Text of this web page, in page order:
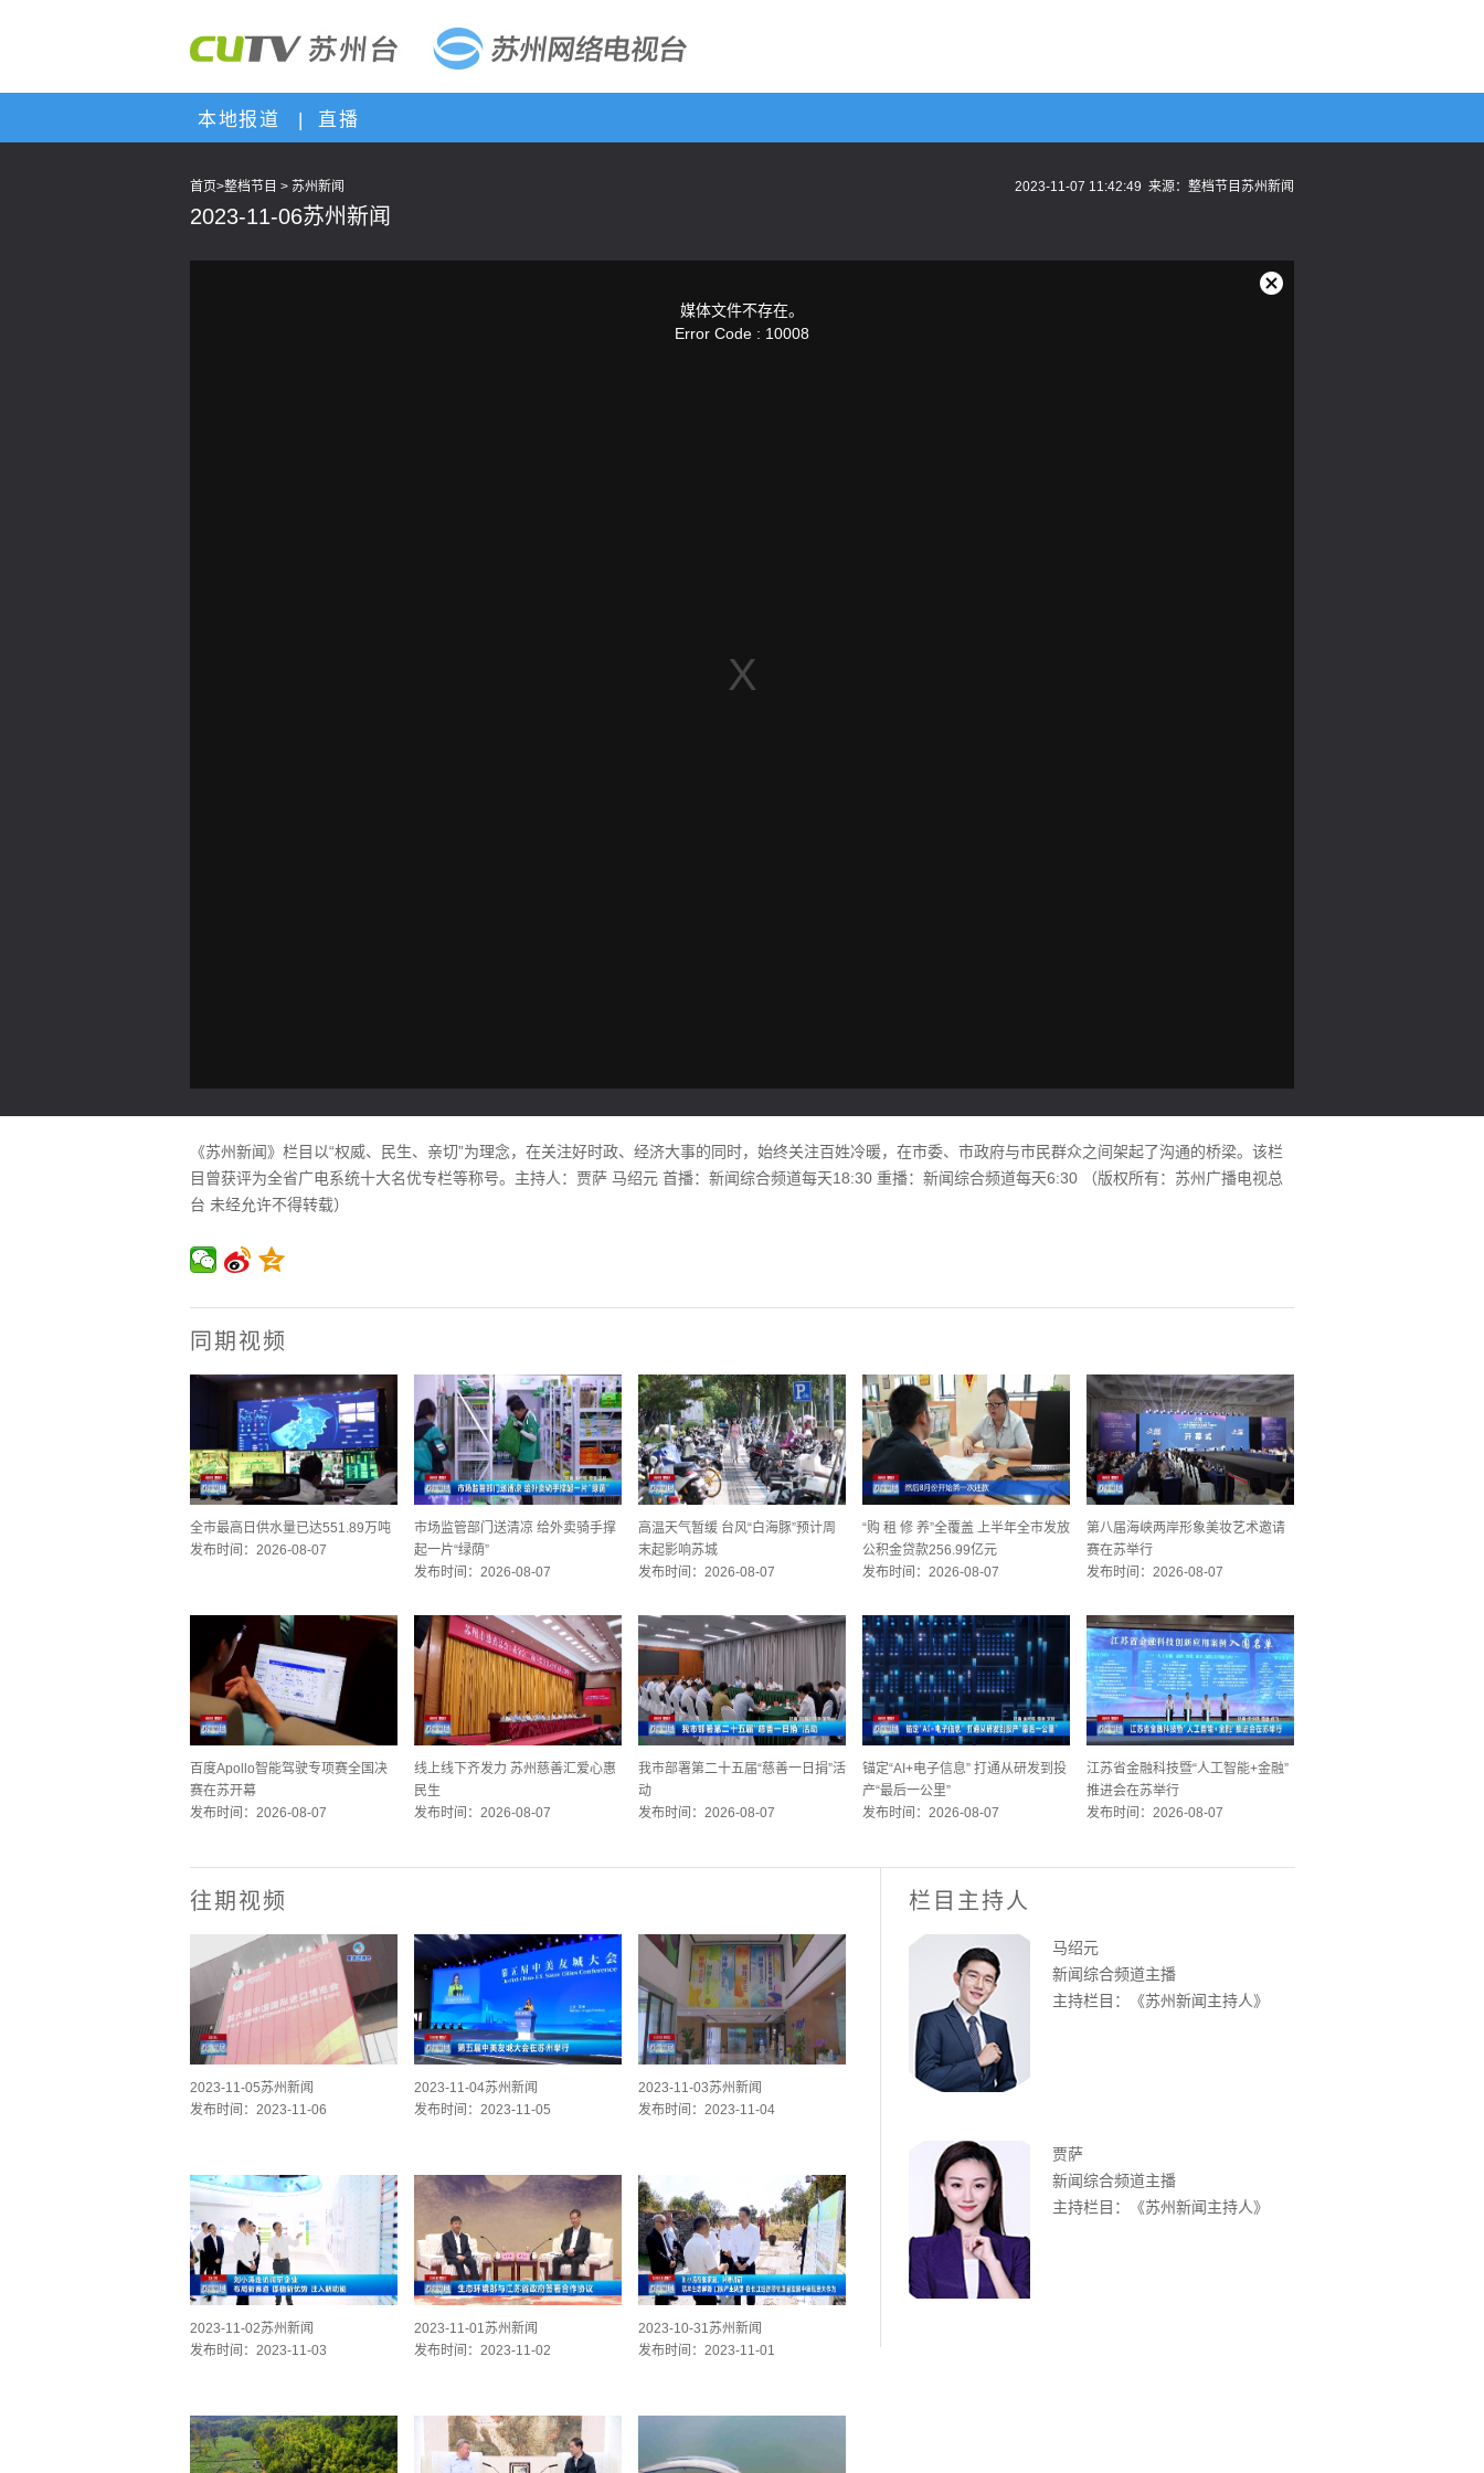
本地报道 | 直播
首页>整档节目 > 苏州新闻 2023-11-07 11:42:49 来源： 整档节目苏州新闻
2023-11-06苏州新闻
媒体文件不存在。
Error Code : 10008
关
《苏州新闻》栏目以“权威、民生、亲切”为理念，在关注好时政、经济大事的同时，始终关注百姓冷暖，在市委、市政府与市民群众之间架起了沟通的桥梁。该栏
目曾获评为全省广电系统十大名优专栏等称号。主持人：贾萨 马绍元 首播：新闻综合频道每天18:30 重播：新闻综合频道每天6:30 （版权所有：苏州广播电视总
台 未经允许不得转载）
同期视频
全市最高日供水量已达551.89万吨
发布时间：2026-08-07
市场监管部门送清凉 给外卖骑手撑
起一片“绿荫”
发布时间：2026-08-07
高温天气暂缓 台风“白海豚”预计周
末起影响苏城
发布时间：2026-08-07
“购 租 修 养”全覆盖 上半年全市发放
公积金贷款256.99亿元
发布时间：2026-08-07
第八届海峡两岸形象美妆艺术邀请
赛在苏举行
发布时间：2026-08-07
百度Apollo智能驾驶专项赛全国决
赛在苏开幕
发布时间：2026-08-07
线上线下齐发力 苏州慈善汇爱心惠
民生
发布时间：2026-08-07
我市部署第二十五届“慈善一日捐”活
动
发布时间：2026-08-07
锚定“AI+电子信息” 打通从研发到投
产“最后一公里”
发布时间：2026-08-07
江苏省金融科技暨“人工智能+金融”
推进会在苏举行
发布时间：2026-08-07
往期视频
2023-11-05苏州新闻
发布时间：2023-11-06
2023-11-04苏州新闻
发布时间：2023-11-05
2023-11-03苏州新闻
发布时间：2023-11-04
2023-11-02苏州新闻
发布时间：2023-11-03
2023-11-01苏州新闻
发布时间：2023-11-02
2023-10-31苏州新闻
发布时间：2023-11-01
栏目主持人
马绍元
新闻综合频道主播
主持栏目：《苏州新闻主持人》
贾萨
新闻综合频道主播
主持栏目：《苏州新闻主持人》